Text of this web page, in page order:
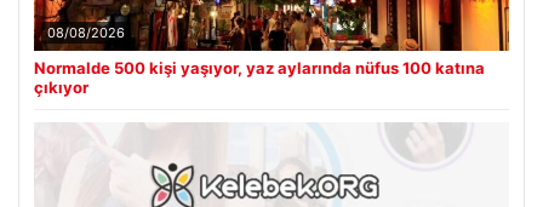
08/08/2026
Normalde 500 kişi yaşıyor, yaz aylarında nüfus 100 katına
çıkıyor